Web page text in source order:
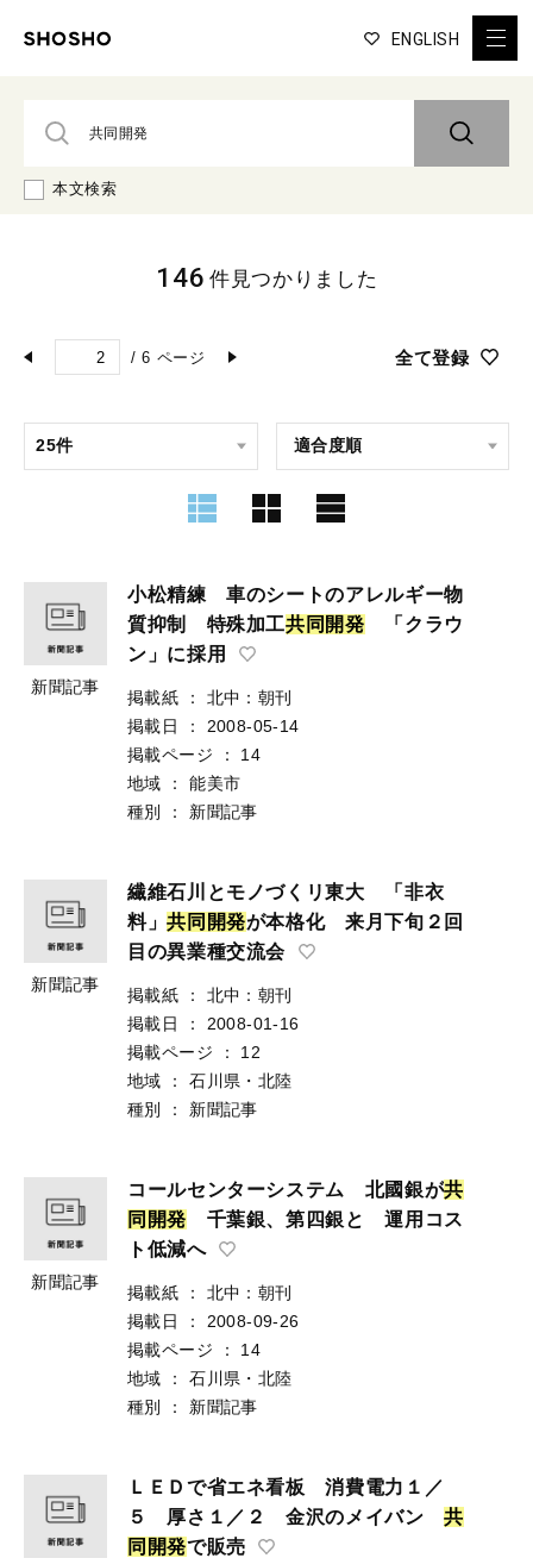
ENGLISH
本文検索
/ 6 ページ 全て登録
146 件見つかりました
新聞記事
小松精練 車のシートのアレルギー物
質抑制 特殊加工共 同 開発 「クラウ
ン」に採用
掲載紙 ：
北中：朝刊
掲載日
：
2008-05-14
掲載ページ
：
14
地域
：
能美市
種別
： 新聞記事
新聞記事
繊維石川とモノづくリ東大 「非衣
料」共 同 開発が本格化 来月下旬２回
目の異業種交流会
掲載紙 ：
北中：朝刊
掲載日
：
2008-01-16
掲載ページ
：
12
地域
：
石川県・北陸
種別
： 新聞記事
新聞記事
コールセンターシステム 北國銀が共
同 開発 千葉銀、第四銀と 運用コス
ト低減へ
掲載紙 ：
北中：朝刊
掲載日
：
2008-09-26
掲載ページ
：
14
地域
：
石川県・北陸
種別
： 新聞記事
ＬＥＤで省エネ看板 消費電力１／
５ 厚さ１／２ 金沢のメイバン共
同 開発で販売